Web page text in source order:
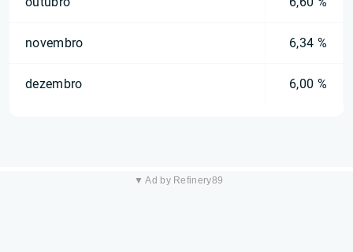
novembro 6,34 %
dezembro 6,00 %
▼ Ad by Refinery89